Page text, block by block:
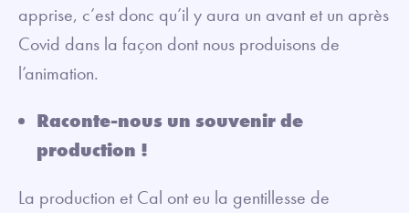
apprise, c’est donc qu’il y aura un avant et un après
Covid dans la façon dont nous produisons de
l’animation.
Raconte-nous un souvenir de
production !
La production et Cal ont eu la gentillesse de